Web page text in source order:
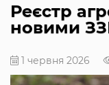
Реєстр
новими
1 червня 2026